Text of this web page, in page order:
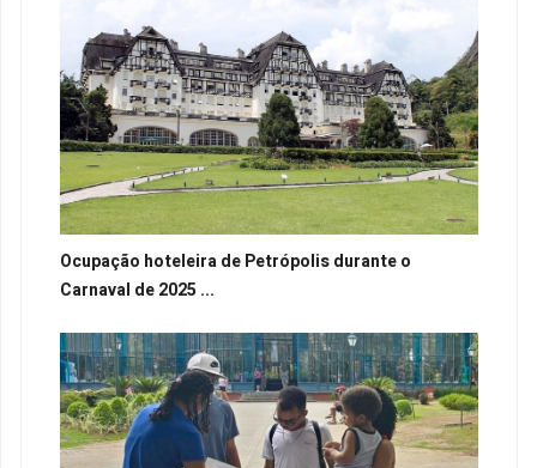
Ocupação hoteleira de Petrópolis durante o
Carnaval de 2025 ...